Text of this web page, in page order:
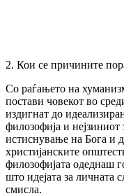
2. Кои се причините
Со раѓањето на
постави човекот во
издигнат до
филозофија и
истиснување на Бога и
христијанските
филозофијата одеднаш
што идејата за личната
смисла.